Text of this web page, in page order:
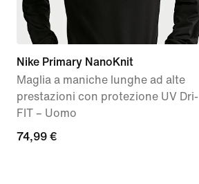
Nike Primary NanoKnit
Maglia a maniche lunghe ad alte
prestazioni con protezione UV Dri-
FIT – Uomo
74,99
74,99 €